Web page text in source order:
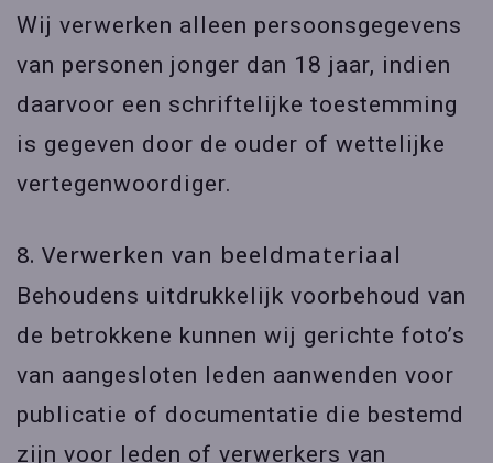
Wij verwerken alleen persoonsgegevens
van personen jonger dan 18 jaar, indien
daarvoor een schriftelijke toestemming
is gegeven door de ouder of wettelijke
vertegenwoordiger.
8. Verwerken van beeldmateriaal
Behoudens uitdrukkelijk voorbehoud van
de betrokkene kunnen wij gerichte foto’s
van aangesloten leden aanwenden voor
publicatie of documentatie die bestemd
zijn voor leden of verwerkers van